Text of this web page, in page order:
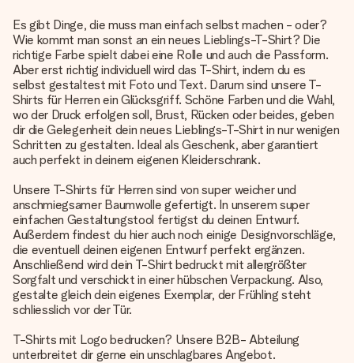
Es gibt Dinge, die muss man einfach selbst machen - oder?
Wie kommt man sonst an ein neues Lieblings-T-Shirt? Die
richtige Farbe spielt dabei eine Rolle und auch die Passform.
Aber erst richtig individuell wird das T-Shirt, indem du es
selbst gestaltest mit Foto und Text. Darum sind unsere T-
Shirts für Herren ein Glücksgriff. Schöne Farben und die Wahl,
wo der Druck erfolgen soll, Brust, Rücken oder beides, geben
dir die Gelegenheit dein neues Lieblings-T-Shirt in nur wenigen
Schritten zu gestalten. Ideal als Geschenk, aber garantiert
auch perfekt in deinem eigenen Kleiderschrank.
Unsere T-Shirts für Herren sind von super weicher und
anschmiegsamer Baumwolle gefertigt. In unserem super
einfachen Gestaltungstool fertigst du deinen Entwurf.
Außerdem findest du hier auch noch einige Designvorschläge,
die eventuell deinen eigenen Entwurf perfekt ergänzen.
Anschließend wird dein T-Shirt bedruckt mit allergrößter
Sorgfalt und verschickt in einer hübschen Verpackung. Also,
gestalte gleich dein eigenes Exemplar, der Frühling steht
schliesslich vor der Tür.
T-Shirts mit Logo bedrucken? Unsere B2B- Abteilung
unterbreitet dir gerne ein unschlagbares Angebot.